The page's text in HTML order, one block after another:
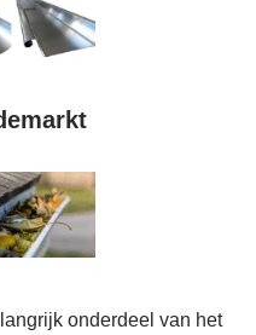
onderdeel van het